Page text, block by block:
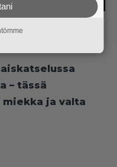
– raju ja
– tässä
ja valta